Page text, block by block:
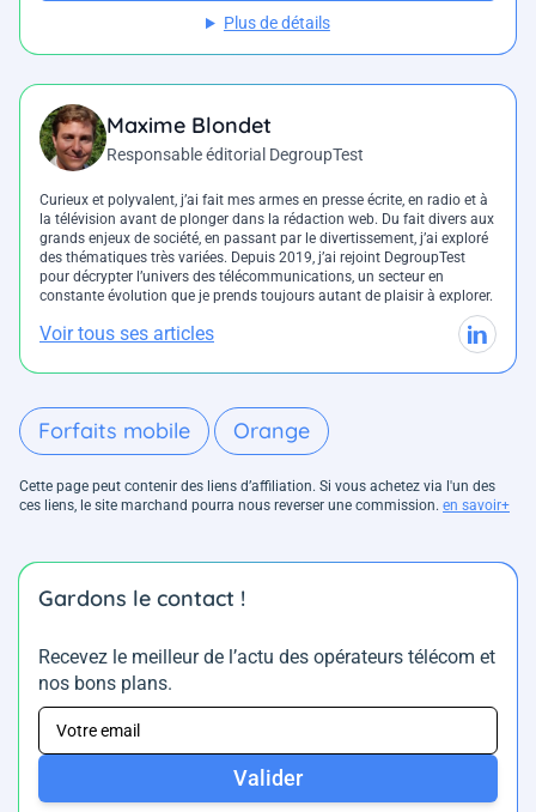
Plus de détails
Maxime Blondet
Responsable éditorial DegroupTest
Curieux et polyvalent, j’ai fait mes armes en presse écrite, en radio et à
la télévision avant de plonger dans la rédaction web. Du fait divers aux
grands enjeux de société, en passant par le divertissement, j’ai exploré
des thématiques très variées. Depuis 2019, j’ai rejoint DegroupTest
pour décrypter l’univers des télécommunications, un secteur en
constante évolution que je prends toujours autant de plaisir à explorer.
Voir tous ses articles
Forfaits mobile Orange
Cette page peut contenir des liens d’affiliation. Si vous achetez via l'un des
ces liens, le site marchand pourra nous reverser une commission. en savoir+
Gardons le contact !
Recevez le meilleur de l’actu des opérateurs télécom et
nos bons plans.
Valider